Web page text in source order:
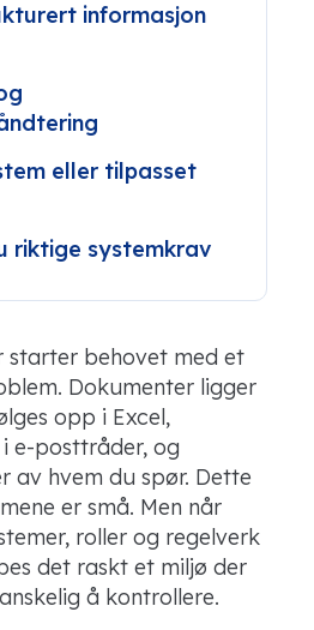
informasjon
eller tilpasset
riktige systemkrav
starter behovet med et
Dokumenter ligger
opp i Excel,
e-posttråder, og
av hvem du spør. Dette
er små. Men når
roller og regelverk
det raskt et miljø der
å kontrollere.